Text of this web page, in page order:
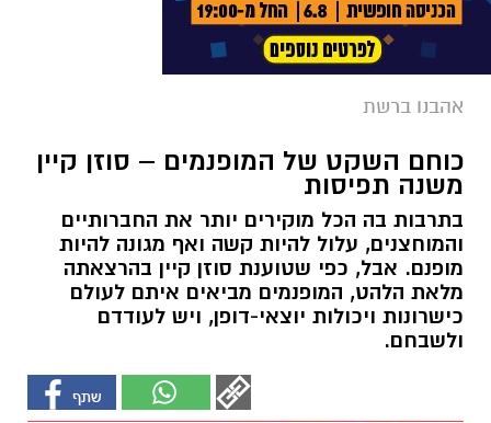
אהבנו ברשת
כוחם השקט של המופנמים – סוזן קיין
משנה תפיסות
בתרבות בה הכל מוקירים יותר את החברותיים
והמוחצנים, עלול להיות קשה ואף מגונה להיות
מופנם. אבל, כפי שטוענת סוזן קיין בהרצאתה
מלאת הלהט, המופנמים מביאים איתם לעולם
כישרונות ויכולות יוצאי-דופן, ויש לעודדם
ולשבחם.